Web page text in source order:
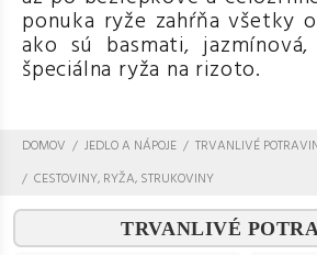
ponuka ryže zahŕňa všetky
ako sú basmati,
špeciálna ryža na rizoto.
DOMOV JEDLO A NÁPOJE
TRVANLIVÉ
CESTOVINY, RYŽA, STRUKOVINY
TRVANLIVÉ